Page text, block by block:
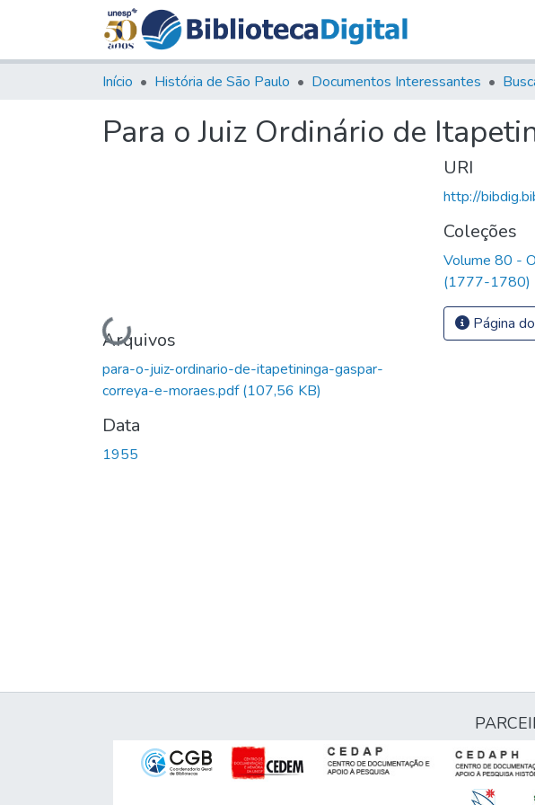
Início História de São Paulo Documentos Interessantes
Para o Juiz Ordinário de
Carregando...
Arquivos
para-o-juiz-ordinario-de-itapetininga-gaspar-
correya-e-moraes.pdf(107,56 KB)
Data
1955
URI
http://
Coleções
Volume 80 -
(1777-1780)
Página